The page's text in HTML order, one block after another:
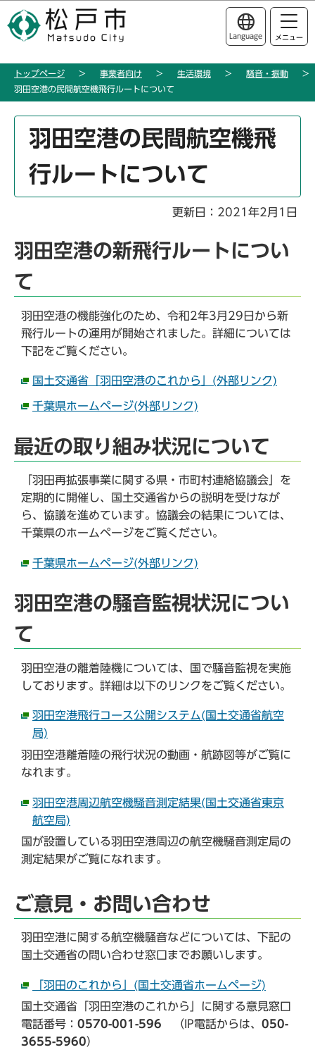
の
ー
このページの本文へ移動
Language メニュー
トップページ 事業者向け 生活環境
騒音・振動
羽田空港の民間航空機飛行ルートについて
か
羽田空港の民間航空機飛
行ルートについて
更新日：2021年2月1日
羽田空港の新飛行ルートについ
て
羽田空港の機能強化のため、令和2年3月29日から新
飛行ルートの運用が開始されました。詳細については
下記をご覧ください。
国土交通省「羽田空港のこれから」(外部リンク)
千葉県ホームページ(外部リンク)
最近の取り組み状況について
「羽田再拡張事業に関する県・市町村連絡協議会」を
定期的に開催し、国土交通省からの説明を受けなが
ら、協議を進めています。協議会の結果については、
千葉県のホームページをご覧ください。
千葉県ホームページ(外部リンク)
羽田空港の騒音監視状況につい
て
羽田空港の離着陸機については、国で騒音監視を実施
しております。詳細は以下のリンクをご覧ください。
羽田空港飛行コース公開システム(国土交通省航空
局)
羽田空港離着陸の飛行状況の動画・航跡図等がご覧に
なれます。
羽田空港周辺航空機騒音測定結果(国土交通省東京
航空局)
国が設置している羽田空港周辺の航空機騒音測定局の
測定結果がご覧になれます。
ご意見・お問い合わせ
羽田空港に関する航空機騒音などについては、下記の
国土交通省の問い合わせ窓口までお願いします。
「羽田のこれから」(国土交通省ホームページ)
国土交通省「羽田空港のこれから」に関する意見窓口
電話番号： 0570-001-596 （IP電話からは、 050-
3655-5960）